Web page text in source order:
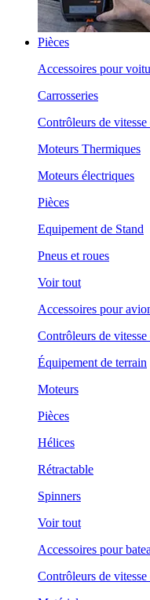
Pièces
Accessoires pour
Carrosseries
Contrôleurs de
Moteurs Thermiques
Moteurs électriques
Pièces
Equipement de Stand
Pneus et roues
Voir tout
Accessoires pour
Contrôleurs de
Équipement de terrain
Moteurs
Pièces
Hélices
Rétractable
Spinners
Voir tout
Accessoires pour
Contrôleurs de